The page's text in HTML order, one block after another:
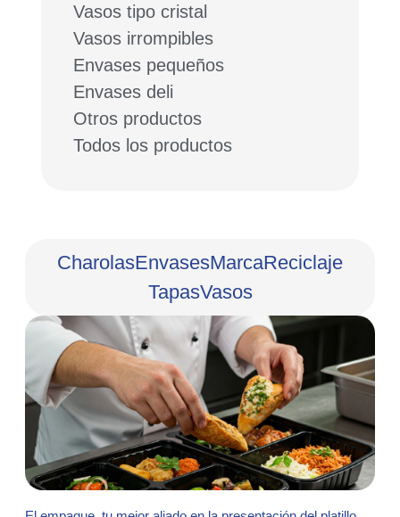
Vasos tipo cristal
Vasos irrompibles
Envases pequeños
Envases deli
Otros productos
Todos los productos
CharolasEnvasesMarcaReciclaje
TapasVasos